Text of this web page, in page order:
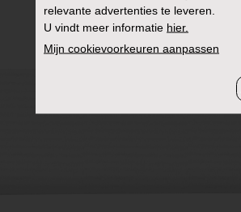
relevante advertenties te leveren.
U vindt meer informatie hier.
Mijn cookievoorkeuren aanpassen